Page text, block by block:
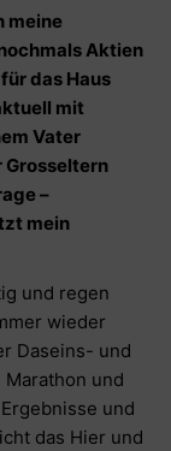
meine
Aktien
das Haus
mit
Vater
Grosseltern
–
mein
und regen
wieder
Daseins- und
und
und
das Hier und